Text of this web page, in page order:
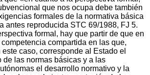
que nos ocupa debe también
formales de la normativa básica
antes reproducida STC 69/1988, FJ 5.
formal, hay que partir de que en
competencia compartida en las que,
caso, corresponde al Estado el
de las normas básicas y a las
el desarrollo normativo y la